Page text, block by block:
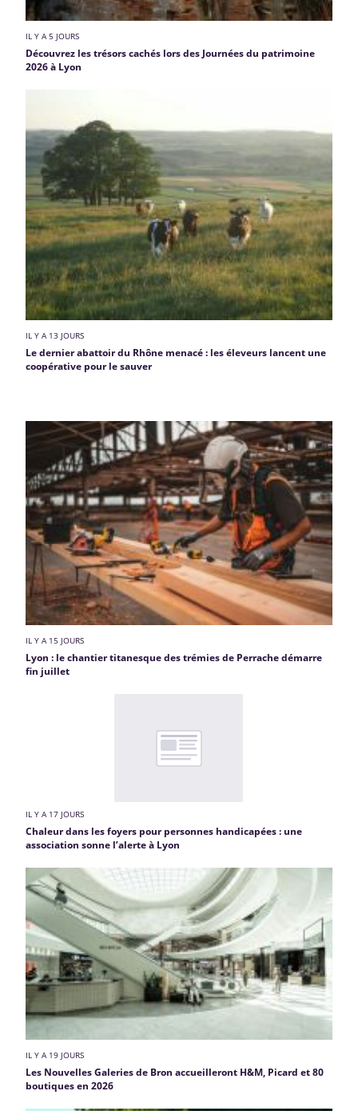
IL Y A 5 JOURS
Découvrez les trésors cachés lors des Journées du patrimoine
2026 à Lyon
IL Y A 13 JOURS
Le dernier abattoir du Rhône menacé : les éleveurs lancent une
coopérative pour le sauver
IL Y A 15 JOURS
Lyon : le chantier titanesque des trémies de Perrache démarre
fin juillet
IL Y A 17 JOURS
Chaleur dans les foyers pour personnes handicapées : une
association sonne l’alerte à Lyon
IL Y A 19 JOURS
Les Nouvelles Galeries de Bron accueilleront H&M, Picard et 80
boutiques en 2026